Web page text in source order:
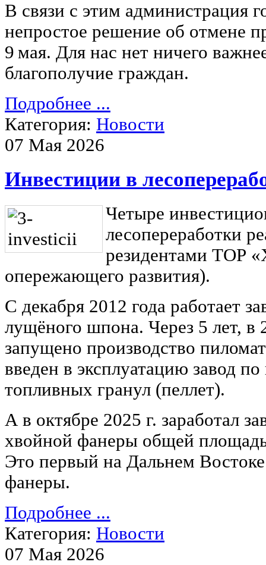
В связи с этим администрация
непростое решение об отмене
9 мая. Для нас нет ничего
благополучие граждан.
Подробнее ...
Категория: Новости
07 Мая 2026
Инвестиции в
Четыре
лесопереработки
резидентами ТОР
опережающего развития).
С декабря 2012 года работает
лущёного шпона. Через 5 лет, в
запущено производство
введен в эксплуатацию завод по
топливных гранул (пеллет).
А в октябре 2025 г. заработал
хвойной фанеры общей
Это первый на Дальнем
фанеры.
Подробнее ...
Категория: Новости
07 Мая 2026